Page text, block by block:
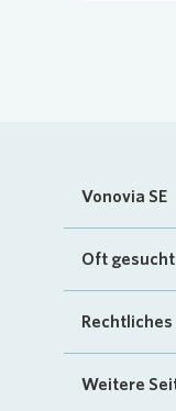
Vonovia SE
Startseite
Investoren
Oft gesucht
FAQ
Rechtliches
Impressum
Weitere